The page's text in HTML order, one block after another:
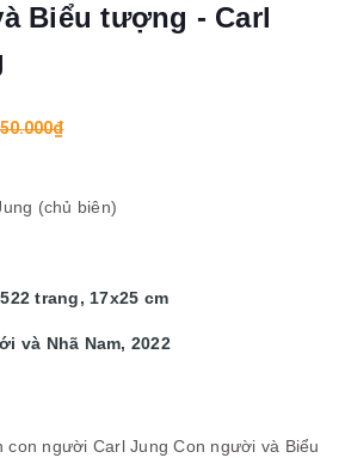
Biểu tượng - Carl
(chủ biên)
trang, 17x25 cm
và Nhã Nam, 2022
con người Carl Jung Con người và Biểu